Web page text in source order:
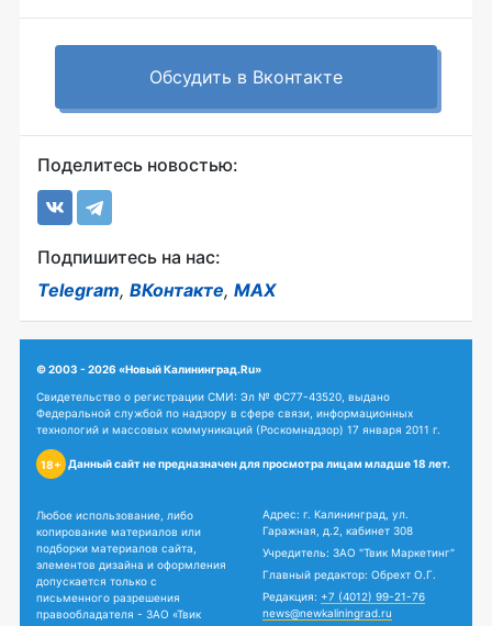
Обсудить в Вконтакте
Поделитесь новостью:
Подпишитесь на нас:
Telegram, ВКонтакте, MAX
© 2003 - 2026 «Новый Калининград.Ru»
Свидетельство о регистрации СМИ: Эл № ФС77-43520, выдано
Федеральной службой по надзору в сфере связи, информационных
технологий и массовых коммуникаций (Роскомнадзор) 17 января 2011 г.
18+ Данный сайт не предназначен для просмотра лицам младше 18 лет.
Любое использование, либо
копирование материалов или
подборки материалов сайта,
элементов дизайна и оформления
допускается только с
письменного разрешения
правообладателя - ЗАО «Твик
Адрес: г. Калининград, ул.
Гаражная, д.2, кабинет 308
Учредитель: ЗАО "Твик Маркетинг"
Главный редактор: Обрехт О.Г.
Редакция: +7 (4012) 99-21-76
news@newkaliningrad.ru